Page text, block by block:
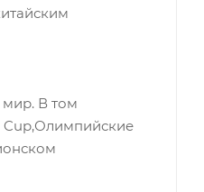
мир. В том
Cup,Олимпийские